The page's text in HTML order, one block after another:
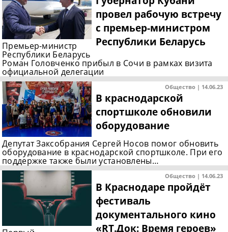
провел рабочую встречу
с премьер-министром
Республики Беларусь
Премьер-министр
Республики Беларусь
Роман Головченко прибыл в Сочи в рамках визита
официальной делегации
Общество | 14.06.23
В краснодарской
спортшколе обновили
оборудование
Депутат Заксобрания Сергей Носов помог обновить
оборудование в краснодарской спортшколе. При его
поддержке также были установлены…
Общество | 14.06.23
В Краснодаре пройдёт
фестиваль
документального кино
«RT.Док: Время героев»